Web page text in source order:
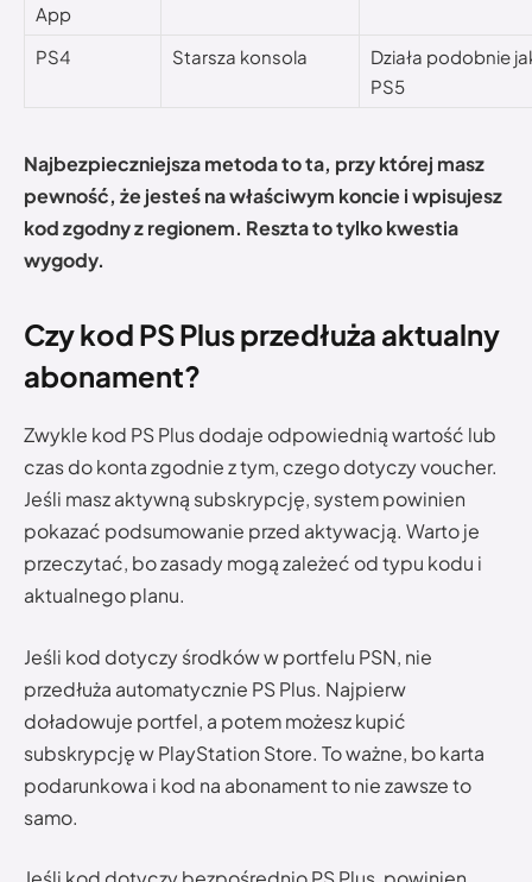
App
PS4 Starsza konsola
Działa podobnie
PS5
Najbezpieczniejsza metoda to ta, przy której masz
pewność, że jesteś na właściwym koncie i wpisujesz
kod zgodny z regionem. Reszta to tylko kwestia
wygody.
Czy kod PS Plus przedłuża aktualny
abonament?
Zwykle kod PS Plus dodaje odpowiednią wartość lub
czas do konta zgodnie z tym, czego dotyczy voucher.
Jeśli masz aktywną subskrypcję, system powinien
pokazać podsumowanie przed aktywacją. Warto je
przeczytać, bo zasady mogą zależeć od typu kodu i
aktualnego planu.
Jeśli kod dotyczy środków w portfelu PSN, nie
przedłuża automatycznie PS Plus. Najpierw
doładowuje portfel, a potem możesz kupić
subskrypcję w PlayStation Store. To ważne, bo karta
podarunkowa i kod na abonament to nie zawsze to
samo.